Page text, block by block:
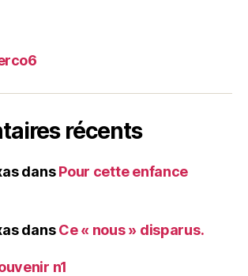
récents
dansPour cette enfance
dansCe « nous » disparus.
n1